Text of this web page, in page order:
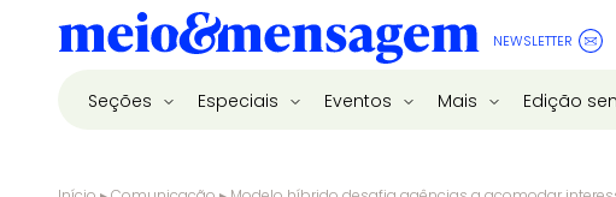
NEWSLETTER
Seções Especiais Eventos Mais Edição